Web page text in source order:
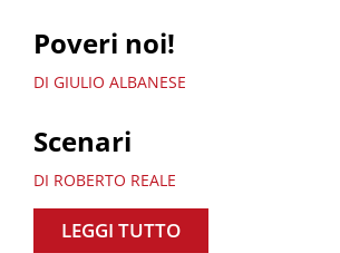
Poveri noi!
DI GIULIO ALBANESE
Scenari
DI ROBERTO REALE
LEGGI TUTTO